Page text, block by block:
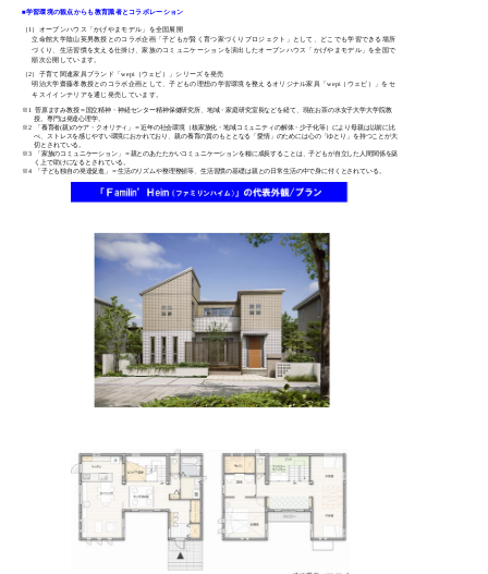
■学習環境の観点からも教育識者とコラボレーション
（1）オープンハウス「かげやまモデル」を全国展開
立命館大学陰山英男教授とのコラボ企画「子どもが賢く育つ家づくりプロジェクト」として、どこでも学習できる場所
づくり、生活習慣を支える仕掛け、家族のコミュニケーションを演出したオープンハウス「かげやまモデル」を全国で
順次公開しています。
（2）子育て関連家具ブランド「wepi（ウェピ）」シリーズを発売
明治大学齋藤孝教授とのコラボ企画として、子どもの理想の学習環境を整えるオリジナル家具「wepi（ウェピ）」をセ
キスイインテリアを通じ発売しています。
※1
菅原ますみ教授＝国立精神・神経センター精神保健研究所、地域・家庭研究室長などを経て、現在お茶の水女子大学大学院教
授。専門は発達心理学。
※2
「養育者(親)のケア・クオリティ」＝近年の社会環境（核家族化・地域コミュニティの解体・少子化等）により母親は以前に比
べ、ストレスを感じやすい環境におかれており、親の養育の質のもととなる「愛情」のためには心の「ゆとり」を持つことが大
切とされている。
※3
「家族のコミュニケーション」＝親とのあたたかいコミュニケーションを糧に成長することは、子どもが自立した人間関係を築
く上で助けになるとされている。
※4 「子ども独自の発達促進」＝生活のリズムや整理整頓等、生活習慣の基礎は親との日常生活の中で身に付くとされている。